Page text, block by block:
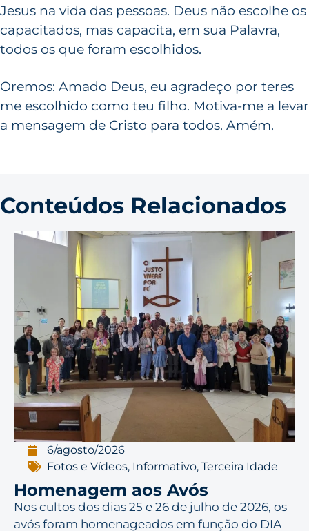
Jesus na vida das pessoas. Deus não escolhe os
capacitados, mas capacita, em sua Palavra,
todos os que foram escolhidos.
Oremos: Amado Deus, eu agradeço por teres
me escolhido como teu filho. Motiva-me a levar
a mensagem de Cristo para todos. Amém.
Conteúdos Relacionados
6/agosto/2026
Fotos e Vídeos, Informativo,Terceira Idade
Homenagem aos Avós
Nos cultos dos dias 25 e 26 de julho de 2026, os
avós foram homenageados em função do DIA